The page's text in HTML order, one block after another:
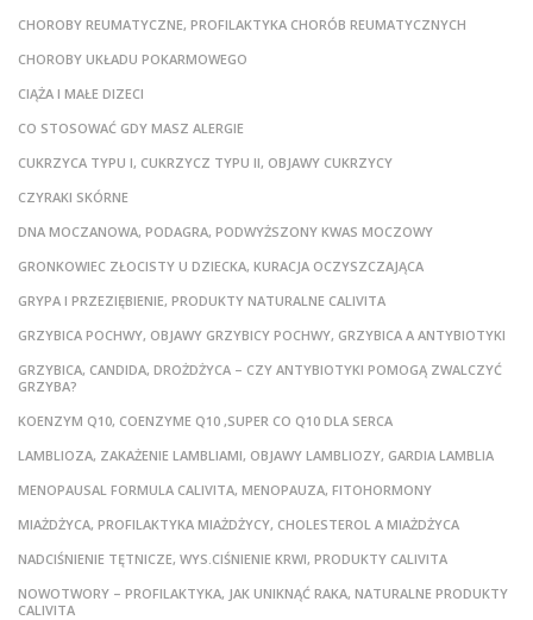
CHOROBY REUMATYCZNE, PROFILAKTYKA CHORÓB REUMATYCZNYCH
CHOROBY UKŁADU POKARMOWEGO
CIĄŻA I MAŁE DIZECI
CO STOSOWAĆ GDY MASZ ALERGIE
CUKRZYCA TYPU I, CUKRZYCZ TYPU II, OBJAWY CUKRZYCY
CZYRAKI SKÓRNE
DNA MOCZANOWA, PODAGRA, PODWYŻSZONY KWAS MOCZOWY
GRONKOWIEC ZŁOCISTY U DZIECKA, KURACJA OCZYSZCZAJĄCA
GRYPA I PRZEZIĘBIENIE, PRODUKTY NATURALNE CALIVITA
GRZYBICA POCHWY, OBJAWY GRZYBICY POCHWY, GRZYBICA A ANTYBIOTYKI
GRZYBICA, CANDIDA, DROŻDŻYCA – CZY ANTYBIOTYKI POMOGĄ ZWALCZYĆ
GRZYBA?
KOENZYM Q10, COENZYME Q10 ,SUPER CO Q10 DLA SERCA
LAMBLIOZA, ZAKAŻENIE LAMBLIAMI, OBJAWY LAMBLIOZY, GARDIA LAMBLIA
MENOPAUSAL FORMULA CALIVITA, MENOPAUZA, FITOHORMONY
MIAŻDŻYCA, PROFILAKTYKA MIAŻDŻYCY, CHOLESTEROL A MIAŻDŻYCA
NADCIŚNIENIE TĘTNICZE, WYS.CIŚNIENIE KRWI, PRODUKTY CALIVITA
NOWOTWORY – PROFILAKTYKA, JAK UNIKNĄĆ RAKA, NATURALNE PRODUKTY
CALIVITA